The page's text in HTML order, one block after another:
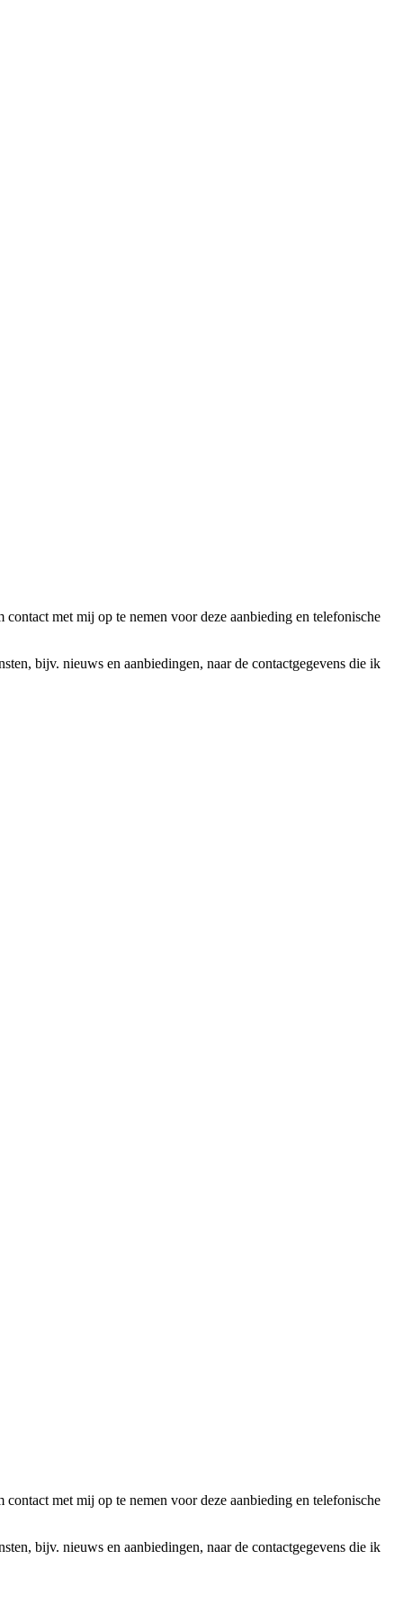
met mij op te nemen voor deze aanbieding en telefonische
bijv. nieuws en aanbiedingen, naar de contactgegevens die ik
met mij op te nemen voor deze aanbieding en telefonische
bijv. nieuws en aanbiedingen, naar de contactgegevens die ik